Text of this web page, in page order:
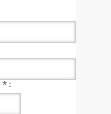
* :